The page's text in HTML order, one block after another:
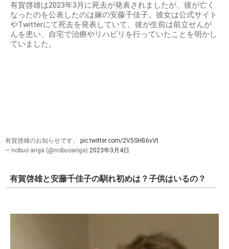
有賀啓雄は2023年3月に死去が発表されましたが、彼が亡く
なったのを公表したのは嫁の安藤千佳子。彼女は公式サイト
やTwitterにて死去を発表していて、彼が生前は前立せんが
んを患い、自宅で治療やリハビリを行っていたことを明かし
ていました。
有賀啓雄のお知らせです。 pic.twitter.com/2V5SHB6vVt
— nobuo ariga (@nobuoariga) 2023年3月4日
有賀啓雄と安藤千佳子の馴れ初めは？子供はいるの？